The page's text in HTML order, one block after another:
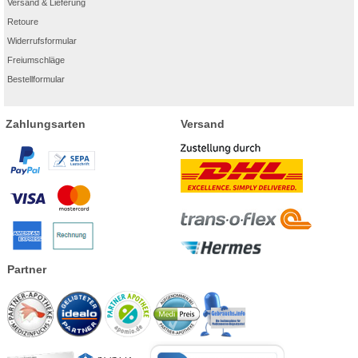
Versand & Lieferung
Retoure
Widerrufsformular
Freiumschläge
Bestellformular
Zahlungsarten Versand
Partner